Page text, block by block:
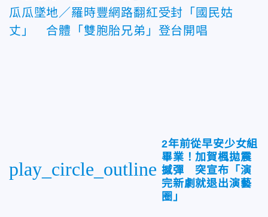
瓜瓜墜地／羅時豐網路翻紅受封「國民姑
丈」 合體「雙胞胎兄弟」登台開唱
play_circle_outline
2年前從早安少女組
畢業！加賀楓拋震
撼彈 突宣布「演
完新劇就退出演藝
圈」